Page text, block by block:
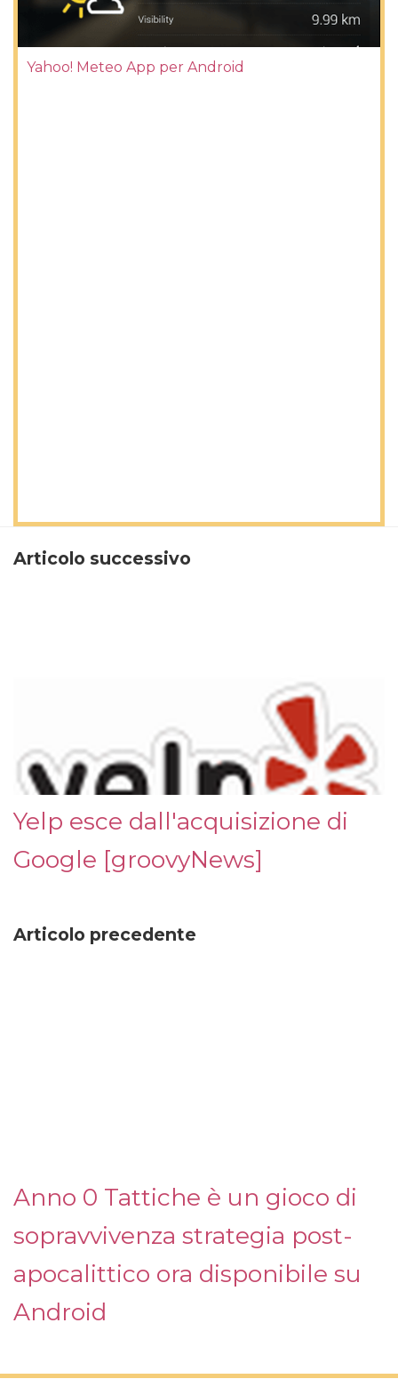
Yahoo! Meteo App per Android
Articolo successivo
Yelp esce dall'acquisizione di
Google [groovyNews]
Articolo precedente
Anno 0 Tattiche è un gioco di
sopravvivenza strategia post-
apocalittico ora disponibile su
Android